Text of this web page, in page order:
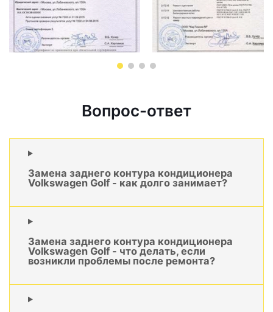
Вопрос-ответ
Замена заднего контура кондиционера
Volkswagen Golf - как долго занимает?
Замена заднего контура кондиционера
Volkswagen Golf - что делать, если
возникли проблемы после ремонта?